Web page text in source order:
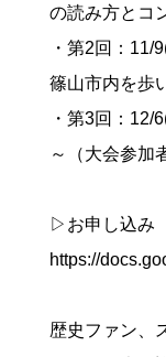
の読み方とコ
・第2回：11/
篠山市内を歩
・第3回：12/
～（大会参加
▷お申し込み
https://
歴史ファン、